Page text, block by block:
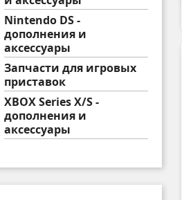
Nintendo DS -
дополнения и
аксессуары
Запчасти для игровых
приставок
XBOX Series X/S -
дополнения и
аксессуары